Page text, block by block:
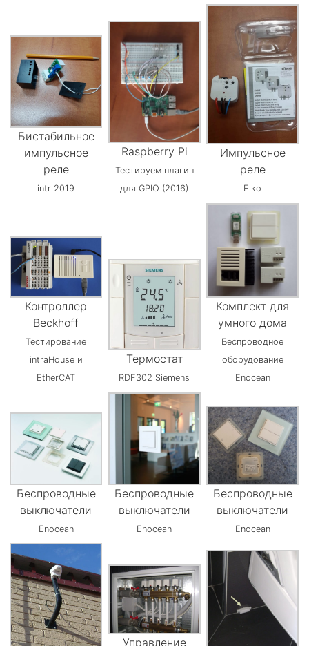
Бистабильное
импульсное
реле
intr 2019
Raspberry Pi
Тестируем плагин
для GPIO (2016)
Импульсное
реле
Elko
Контроллер
Beckhoff
Тестирование
intraHouse и
EtherCAT
Термостат
RDF302 Siemens
Комплект для
умного дома
Беспроводное
оборудование
Enocean
Беспроводные
выключатели
Enocean
Беспроводные
выключатели
Enocean
Беспроводные
выключатели
Enocean
Управление